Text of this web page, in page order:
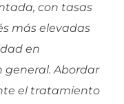
con tasas
más elevadas
en
general. Abordar
el tratamiento